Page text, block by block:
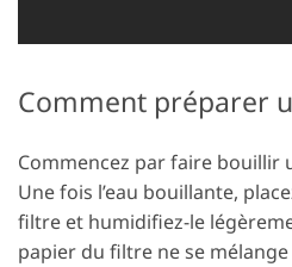
Comment préparer
Commencez par faire bouillir
Une fois l’eau bouillante,
filtre et humidifiez-le
papier du filtre ne se